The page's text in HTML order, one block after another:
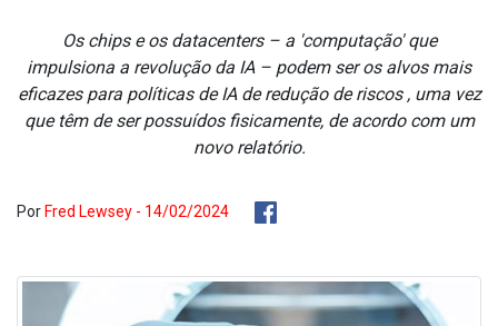
Os chips e os datacenters – a 'computação' que
impulsiona a revolução da IA – podem ser os alvos mais
eficazes para políticas de IA de redução de riscos , uma vez
que têm de ser possuídos fisicamente, de acordo com um
novo relatório.
Por Fred Lewsey - 14/02/2024